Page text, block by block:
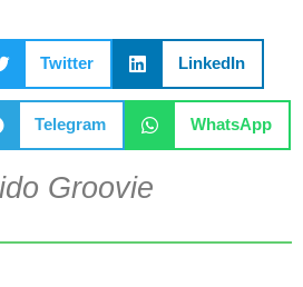
Twitter LinkedIn
Telegram WhatsApp
Groovie